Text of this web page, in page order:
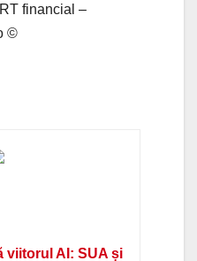
financial –
©
viitorul AI: SUA și